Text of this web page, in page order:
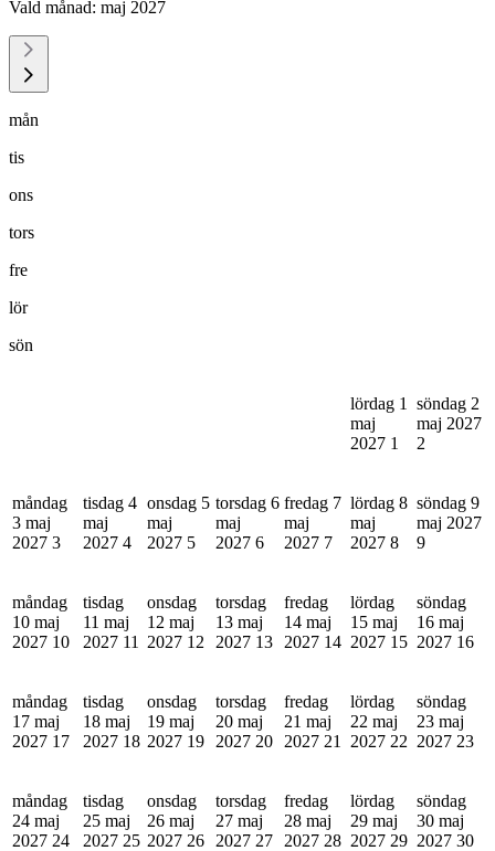
Vald månad: maj 2027
mån
tis
ons
tors
fre
lör
sön
lördag 1
maj
2027 1
söndag 2
maj 2027
2
måndag
3 maj
2027 3
tisdag 4
maj
2027 4
onsdag 5
maj
2027 5
torsdag 6
maj
2027 6
fredag 7
maj
2027 7
lördag 8
maj
2027 8
söndag 9
maj 2027
9
måndag
10 maj
2027 10
tisdag
11 maj
2027 11
onsdag
12 maj
2027 12
torsdag
13 maj
2027 13
fredag
14 maj
2027 14
lördag
15 maj
2027 15
söndag
16 maj
2027 16
måndag
17 maj
2027 17
tisdag
18 maj
2027 18
onsdag
19 maj
2027 19
torsdag
20 maj
2027 20
fredag
21 maj
2027 21
lördag
22 maj
2027 22
söndag
23 maj
2027 23
måndag
24 maj
2027 24
tisdag
25 maj
2027 25
onsdag
26 maj
2027 26
torsdag
27 maj
2027 27
fredag
28 maj
2027 28
lördag
29 maj
2027 29
söndag
30 maj
2027 30